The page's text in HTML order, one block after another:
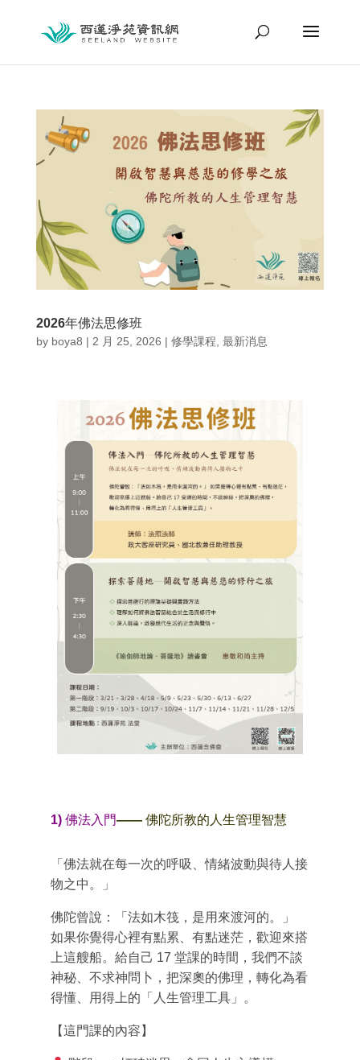
2026年佛法思修班
by boya8 | 2 月 25, 2026 | 修學課程 最新消息
1) 佛法入門—— 佛陀所教的人生管理智慧
「佛法就在每一次的呼吸、情緒波動與待人接
物之中。」
佛陀曾說：「法如木筏，是用來渡河的。」
如果你覺得心裡有點累、有點迷茫，歡迎來搭
上這艘船。給自己 17 堂課的時間，我們不談
神秘、不求神問卜，把深奧的佛理，轉化為看
得懂、用得上的「人生管理工具」。
【這門課的內容】